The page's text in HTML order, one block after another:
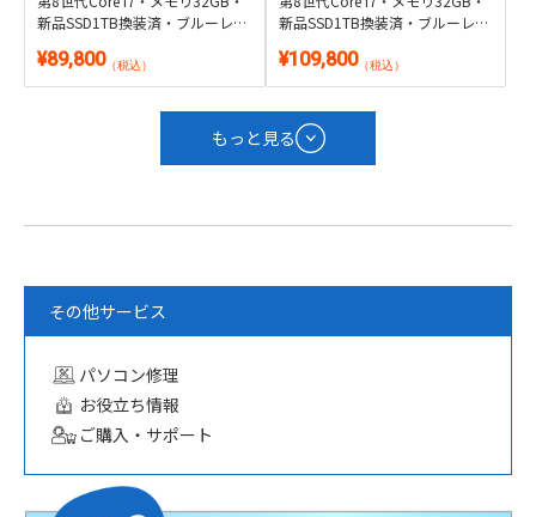
その他サービス
パソコン修理
お役立ち情報
ご購入・サポート
新品SSD1TB換装済・ブルーレイ
2付き
¥89,800（税込）
新品SSD1TB換装済・ブルーレイ
Office 2024付き
¥109,800（税込）
もっと見る